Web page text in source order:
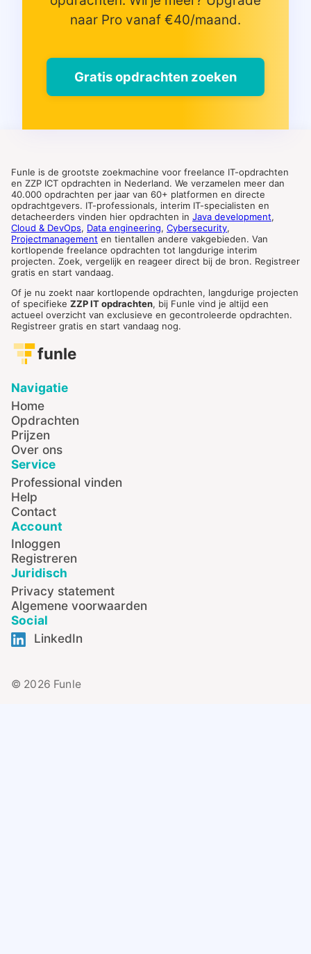
naar Pro vanaf €40/maand.
Gratis opdrachten zoeken
Funle is de grootste zoekmachine voor freelance IT-opdrachten
en ZZP ICT opdrachten in Nederland. We verzamelen meer dan
40.000 opdrachten per jaar van 60+ platformen en directe
opdrachtgevers. IT-professionals, interim IT-specialisten en
detacheerders vinden hier opdrachten in Java development,
Cloud & DevOps, Data engineering, Cybersecurity,
Projectmanagement en tientallen andere vakgebieden. Van
kortlopende freelance opdrachten tot langdurige interim
projecten. Zoek, vergelijk en reageer direct bij de bron. Registreer
gratis en start vandaag.
Of je nu zoekt naar kortlopende opdrachten, langdurige projecten
of specifieke ZZP IT opdrachten, bij Funle vind je altijd een
actueel overzicht van exclusieve en gecontroleerde opdrachten.
Registreer gratis en start vandaag nog.
funle
Navigatie
Home
Opdrachten
Prijzen
Over ons
Service
Professional vinden
Help
Contact
Account
Inloggen
Registreren
Juridisch
Privacy statement
Algemene voorwaarden
Social
LinkedIn
© 2026 Funle